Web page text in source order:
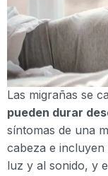
Las migrañas se
pueden durar
síntomas de una
cabeza e incluyen
luz y al sonido, y